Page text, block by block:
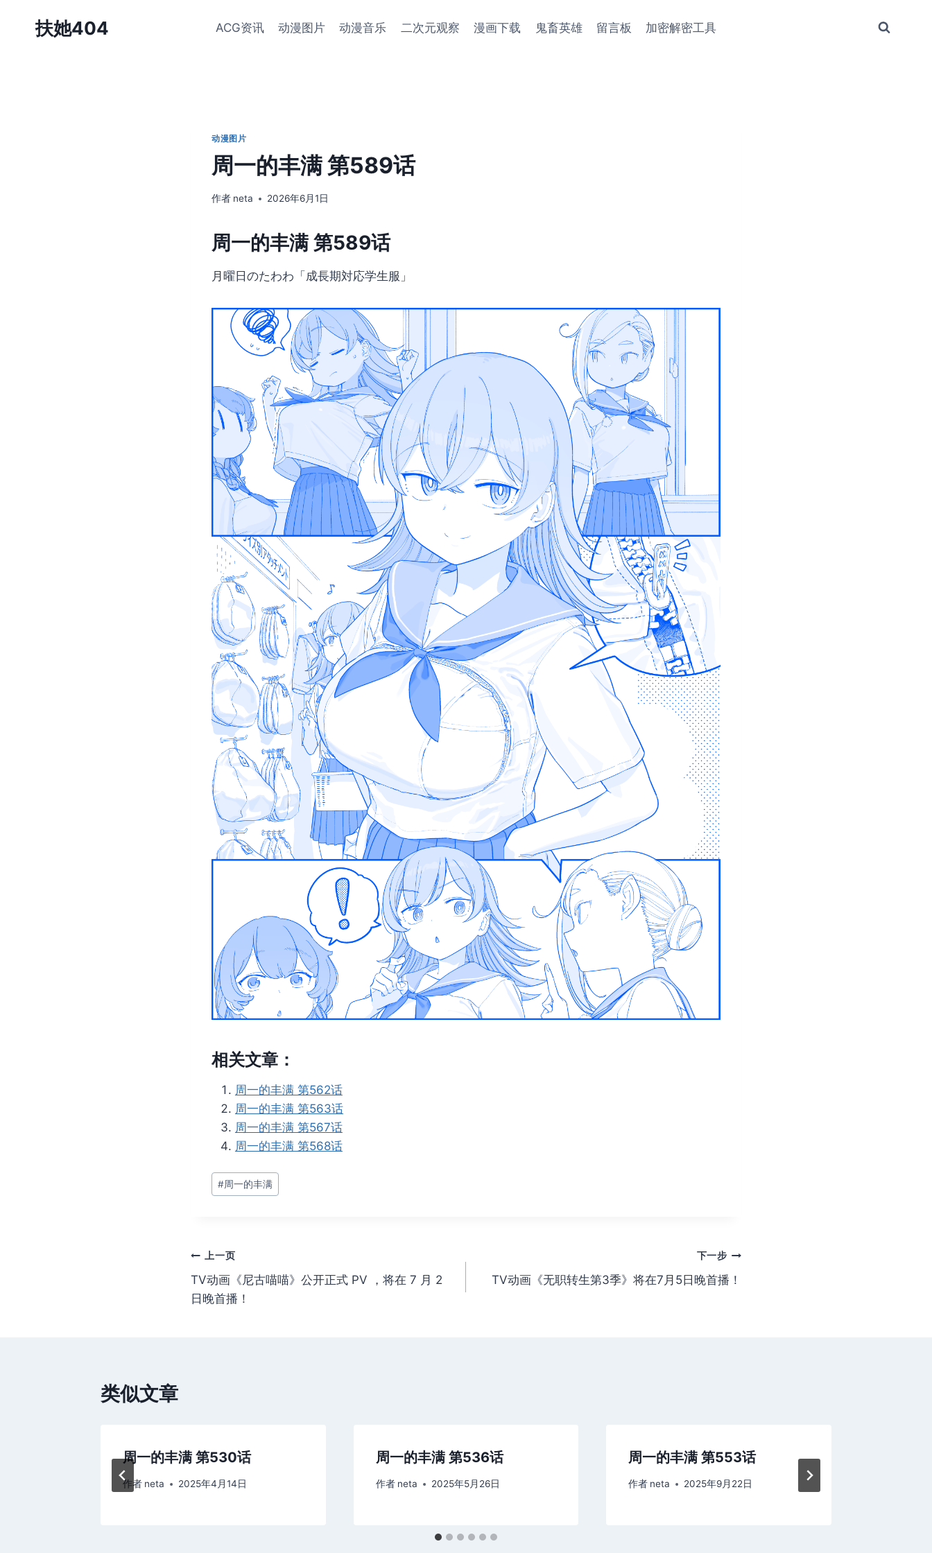
扶她404 ACG资讯 动漫图片 动漫音乐 二次元观察 漫画下载 鬼畜英雄 留言板 加密解密工具
动漫图片
周一的丰满 第589话
作者 neta 2026年6月1日
周一的丰满 第589话
月曜日のたわわ「成長期対応学生服」
相关文章：
周一的丰满 第562话
周一的丰满 第563话
周一的丰满 第567话
周一的丰满 第568话
文
章
#周一的丰满
文
章
上一页
TV动画《尼古喵喵》公开正式 PV ，将在 7 月 2
日晚首播！
下一步
TV动画《无职转生第3季》将在7月5日晚首播！
类似文章
周一的丰满 第530话
作者 neta 2025年4月14日
周一的丰满 第536话
作者 neta 2025年5月26日
周一的丰满 第553话
作者 neta 2025年9月22日